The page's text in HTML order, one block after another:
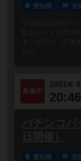
愛知県 安
平日限定23時まで
飲みセット1000
モンサワー（変更
募集中
2051 年
パチンコパ
日開催）
愛知県 安